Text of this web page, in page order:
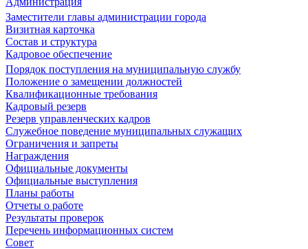
Заместители главы администрации города
Визитная карточка
Состав и структура
Кадровое обеспечение
Порядок поступления на муниципальную службу
Положение о замещении должностей
Квалификационные требования
Кадровый резерв
Резерв управленческих кадров
Служебное поведение муниципальных служащих
Ограничения и запреты
Награждения
Официальные документы
Официальные выступления
Планы работы
Отчеты о работе
Результаты проверок
Перечень информационных систем
Совет